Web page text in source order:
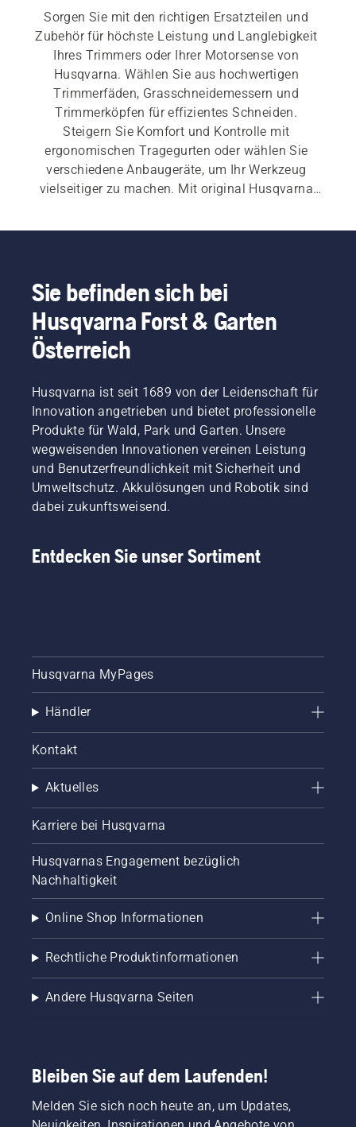
Sorgen Sie mit den richtigen Ersatzteilen und
Zubehör für höchste Leistung und Langlebigkeit
Ihres Trimmers oder Ihrer Motorsense von
Husqvarna. Wählen Sie aus hochwertigen
Trimmerfäden, Grasschneidemessern und
Trimmerköpfen für effizientes Schneiden.
Steigern Sie Komfort und Kontrolle mit
ergonomischen Tragegurten oder wählen Sie
verschiedene Anbaugeräte, um Ihr Werkzeug
vielseitiger zu machen. Mit original Husqvarna
Motorsense erhalten Sie die Zuverlässigkeit und
Sie befinden sich bei
Husqvarna Forst & Garten
Österreich
Husqvarna ist seit 1689 von der Leidenschaft für
Innovation angetrieben und bietet professionelle
Produkte für Wald, Park und Garten. Unsere
wegweisenden Innovationen vereinen Leistung
und Benutzerfreundlichkeit mit Sicherheit und
Umweltschutz. Akkulösungen und Robotik sind
dabei zukunftsweisend.
Entdecken Sie unser Sortiment
Husqvarna MyPages
Händler
Kontakt
Aktuelles
Karriere bei Husqvarna
Husqvarnas Engagement bezüglich
Nachhaltigkeit
Online Shop Informationen
Rechtliche Produktinformationen
Andere Husqvarna Seiten
Bleiben Sie auf dem Laufenden!
Melden Sie sich noch heute an, um Updates,